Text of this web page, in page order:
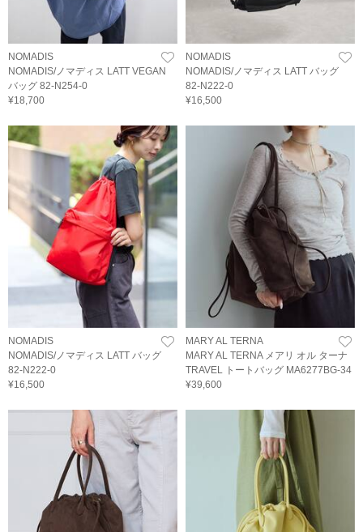
NOMADIS
NOMADIS/ノマディス LATT VEGAN
バッグ 82-N254-0
¥18,700
NOMADIS
NOMADIS/ノマディス LATT バッグ
82-N222-0
¥16,500
NOMADIS
NOMADIS/ノマディス LATT バッグ
82-N222-0
¥16,500
MARY AL TERNA
MARY AL TERNA メアリ オル ターナ
TRAVEL トートバッグ MA6277BG-34
¥39,600